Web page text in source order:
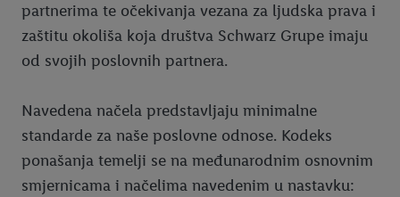
partnerima te očekivanja vezana za ljudska prava i
zaštitu okoliša koja društva Schwarz Grupe imaju
od svojih poslovnih partnera.
Navedena načela predstavljaju minimalne
standarde za naše poslovne odnose. Kodeks
ponašanja temelji se na međunarodnim osnovnim
smjernicama i načelima navedenim u nastavku: